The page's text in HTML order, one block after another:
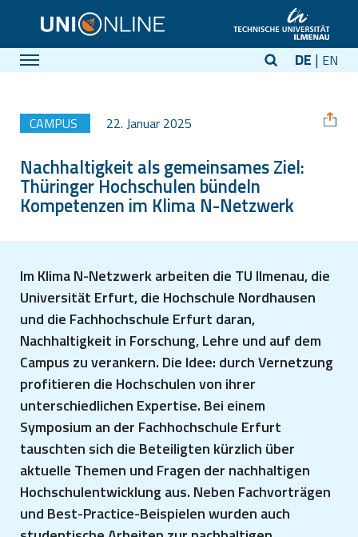
DE EN
CAMPUS 22. Januar 2025
Nachhaltigkeit als gemeinsames Ziel:
Thüringer Hochschulen bündeln
Kompetenzen im Klima N-Netzwerk
Im Klima N-Netzwerk arbeiten die TU Ilmenau, die
Universität Erfurt, die Hochschule Nordhausen
und die Fachhochschule Erfurt daran,
Nachhaltigkeit in Forschung, Lehre und auf dem
Campus zu verankern. Die Idee: durch Vernetzung
profitieren die Hochschulen von ihrer
unterschiedlichen Expertise. Bei einem
Symposium an der Fachhochschule Erfurt
tauschten sich die Beteiligten kürzlich über
aktuelle Themen und Fragen der nachhaltigen
Hochschulentwicklung aus. Neben Fachvorträgen
und Best-Practice-Beispielen wurden auch